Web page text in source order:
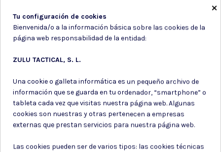
Marca
Suscríbete a nuestro boletín
×
Tu configuración de cookies
Bienvenida/o a la información básica sobre las cookies de la
página web responsabilidad de la entidad:
ZULU TACTICAL, S. L.
Una cookie o galleta informática es un pequeño archivo de
información que se guarda en tu ordenador, “smartphone” o
tableta cada vez que visitas nuestra página web. Algunas
cookies son nuestras y otras pertenecen a empresas
externas que prestan servicios para nuestra página web.
Las cookies pueden ser de varios tipos: las cookies técnicas